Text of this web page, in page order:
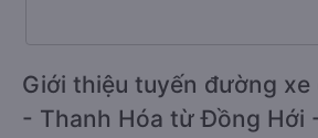
Giới thiệu tuyến đường xe
- Thanh Hóa từ Đồng Hới